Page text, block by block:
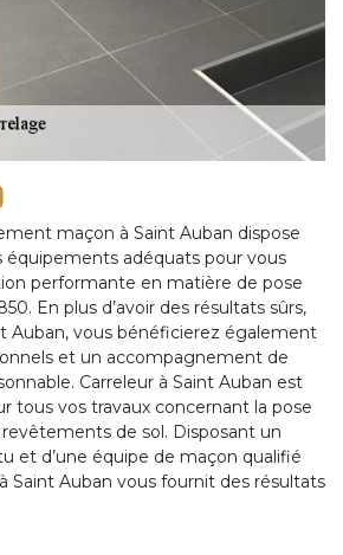
maçon à Saint Auban dispose
équipements adéquats pour vous
performante en matière de pose
En plus d’avoir des résultats sûrs,
Auban, vous bénéficierez également
et un accompagnement de
Carreleur à Saint Auban est
tous vos travaux concernant la pose
de sol. Disposant un
et d’une équipe de maçon qualifié
Saint Auban vous fournit des résultats